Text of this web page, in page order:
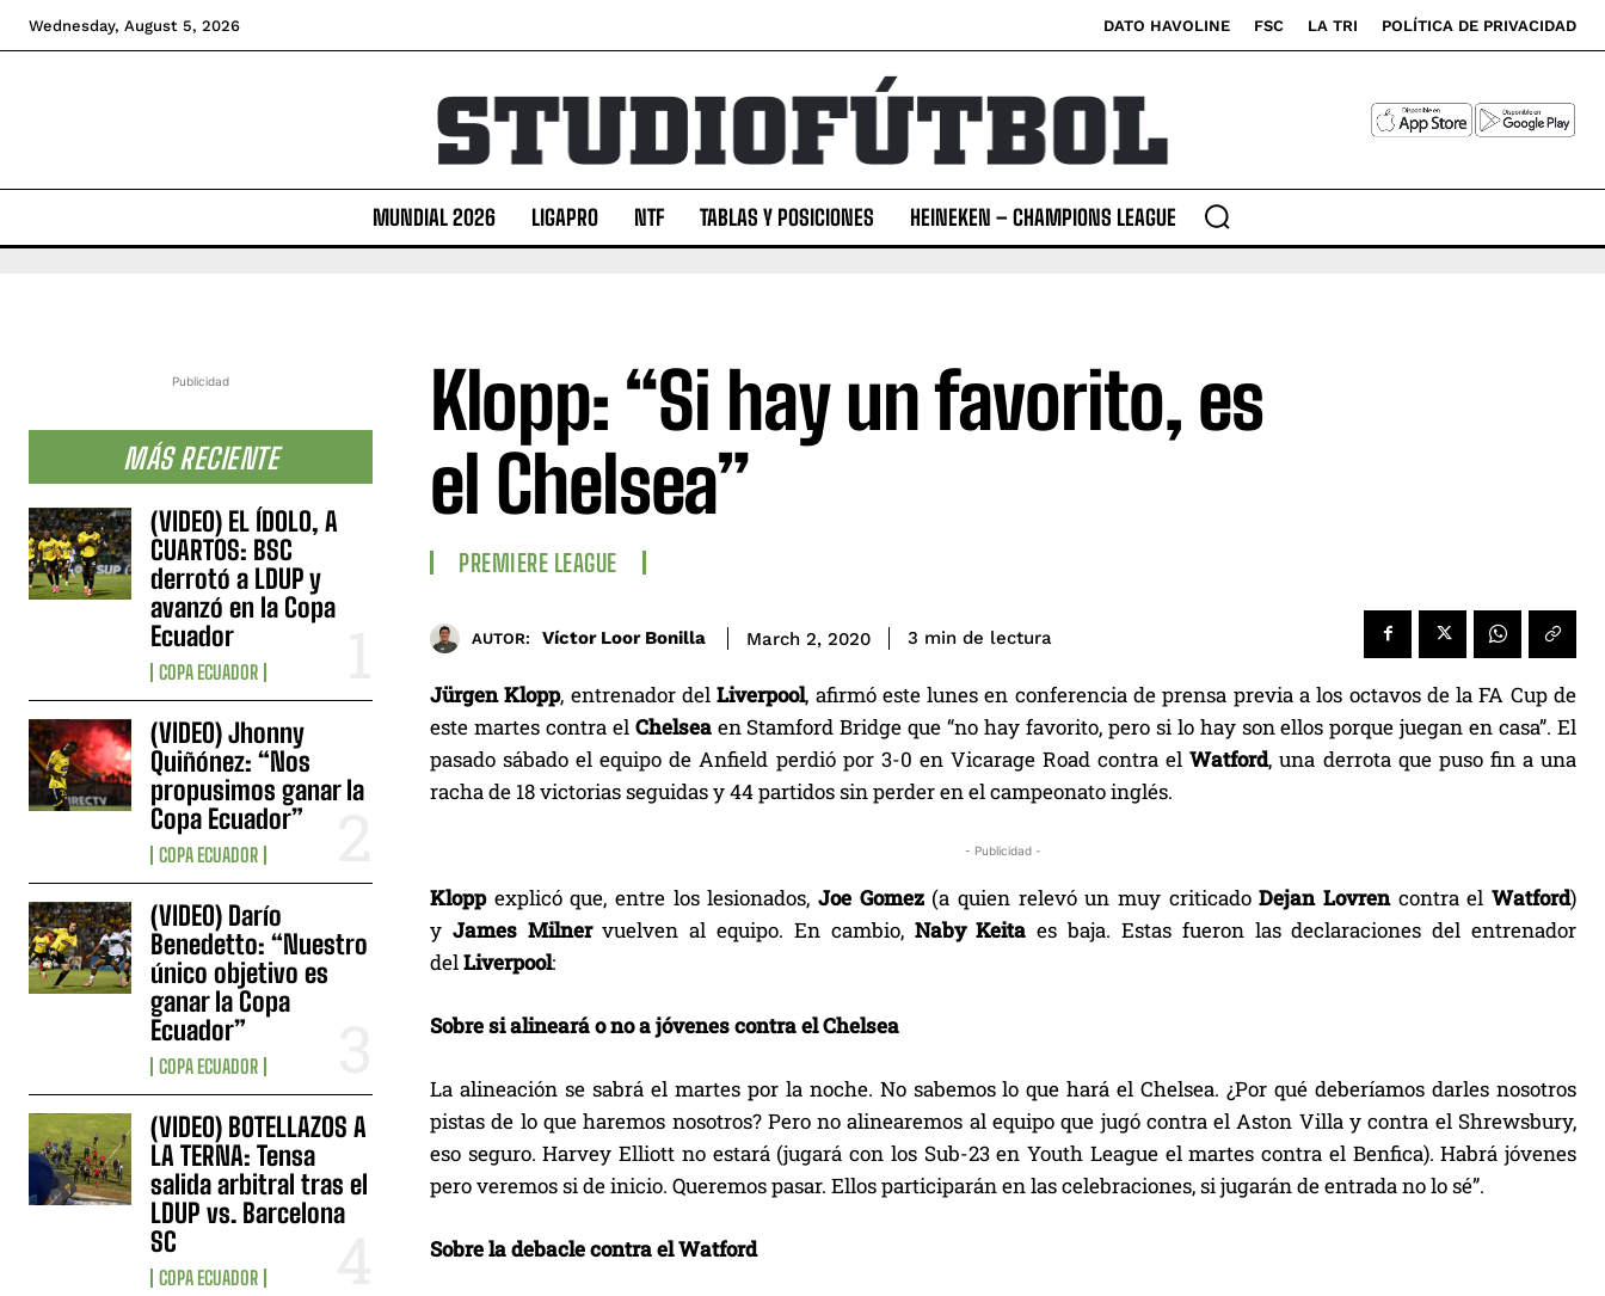
Wednesday, August 5, 2026 DATO HAVOLINE FSC LA TRI POLÍTICA DE PRIVACIDAD
MUNDIAL 2026 LIGAPRO NTF TABLAS Y POSICIONES HEINEKEN – CHAMPIONS LEAGUE
Publicidad
MÁS RECIENTE
(VIDEO) EL ÍDOLO, A
CUARTOS: BSC
derrotó a LDUP y
avanzó en la Copa
Ecuador
COPA ECUADOR
(VIDEO) Jhonny
Quiñónez: “Nos
propusimos ganar la
Copa Ecuador”
COPA ECUADOR
(VIDEO) Darío
Benedetto: “Nuestro
único objetivo es
ganar la Copa
Ecuador”
COPA ECUADOR
(VIDEO) BOTELLAZOS A
LA TERNA: Tensa
salida arbitral tras el
LDUP vs. Barcelona
SC
COPA ECUADOR
Klopp: “Si hay un favorito, es
el Chelsea”
PREMIERE LEAGUE
AUTOR: Víctor Loor Bonilla March 2, 2020 3 min de lectura
Jürgen Klopp, entrenador delLiverpool, afirmó este lunes en conferencia de prensa previa a los octavos de la FA Cup de
este martes contra el Chelseaen Stamford Bridge que “no hay favorito, pero si lo hay son ellos porque juegan en casa”. El
pasado sábado el equipo de Anfield perdió por 3-0 en Vicarage Road contra elWatford, una derrota que puso fin a una
racha de 18 victorias seguidas y 44 partidos sin perder en el campeonato inglés.
- Publicidad -
Kloppexplicó que, entre los lesionados, Joe Gomez (a quien relevó un muy criticadoDejan Lovren contra elWatford)
y James Milnervuelven al equipo. En cambio, Naby Keitaes baja. Estas fueron las declaraciones del entrenador
delLiverpool:
Sobre si alineará o no a jóvenes contra el Chelsea
La alineación se sabrá el martes por la noche. No sabemos lo que hará el Chelsea. ¿Por qué deberíamos darles nosotros
pistas de lo que haremos nosotros? Pero no alinearemos al equipo que jugó contra el Aston Villa y contra el Shrewsbury,
eso seguro. Harvey Elliott no estará (jugará con los Sub-23 en Youth League el martes contra el Benfica). Habrá jóvenes
pero veremos si de inicio. Queremos pasar. Ellos participarán en las celebraciones, si jugarán de entrada no lo sé”.
Sobre la debacle contra el Watford